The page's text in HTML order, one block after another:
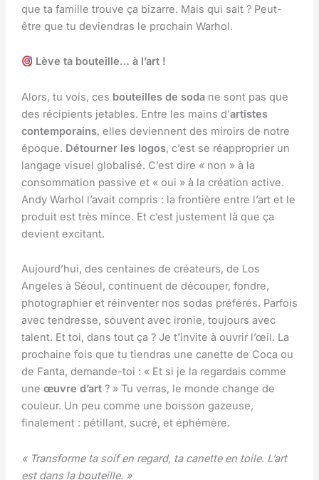
que ta famille trouve ça bizarre. Mais qui sait ? Peut-
être que tu deviendras le prochain Warhol.
Lève ta bouteille… à l’art !
Alors, tu vois, ces bouteilles de sodane sont pas que
des récipients jetables. Entre les mains d’artistes
contemporains, elles deviennent des miroirs de notre
époque. Détourner les logos, c’est se réapproprier un
langage visuel globalisé. C’est dire « non » à la
consommation passive et « oui » à la création active.
Andy Warhol l’avait compris : la frontière entre l’art et le
produit est très mince. Et c’est justement là que ça
devient excitant.
Aujourd’hui, des centaines de créateurs, de Los
Angeles à Séoul, continuent de découper, fondre,
photographier et réinventer nos sodas préférés. Parfois
avec tendresse, souvent avec ironie, toujours avec
talent. Et toi, dans tout ça ? Je t’invite à ouvrir l’œil. La
prochaine fois que tu tiendras une canette de Coca ou
de Fanta, demande-toi : « Et si je la regardais comme
une œuvre d’art? » Tu verras, le monde change de
couleur. Un peu comme une boisson gazeuse,
finalement : pétillant, sucré, et éphémère.
« Transforme ta soif en regard, ta canette en toile. L’art
est dans la bouteille. »